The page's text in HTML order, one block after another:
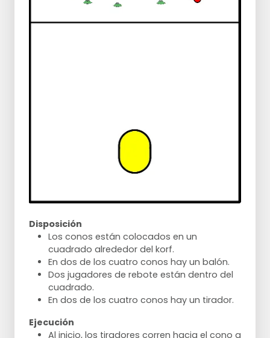
Disposición
Los conos están colocados en un
cuadrado alrededor del korf.
En dos de los cuatro conos hay un balón.
Dos jugadores de rebote están dentro del
cuadrado.
En dos de los cuatro conos hay un tirador.
Ejecución
Al inicio, los tiradores corren hacia el cono a